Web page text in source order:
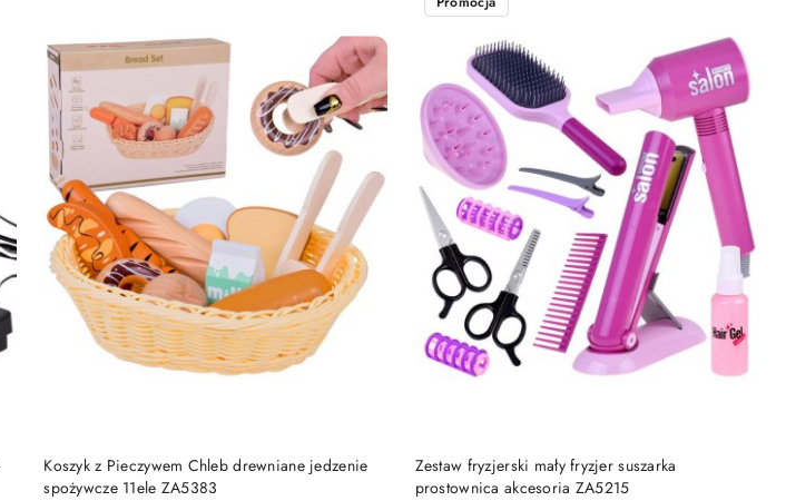
Koszyk z Pieczywem Chleb drewniane jedzenie
spożywcze 11ele ZA5383
DO KOSZYKA
Zestaw fryzjerski mały fryzjer suszarka
prostownica akcesoria ZA5215
DO KOSZYKA